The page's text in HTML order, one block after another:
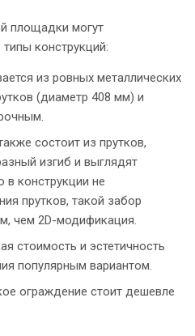
площадки могут
конструкций:
из ровных металлических
(диаметр 408 мм) и
состоит из прутков,
изгиб и выглядят
в конструкции не
прутков, такой забор
чем 2D-модификация.
стоимость и эстетичность
популярным вариантом.
ограждение стоит дешевле